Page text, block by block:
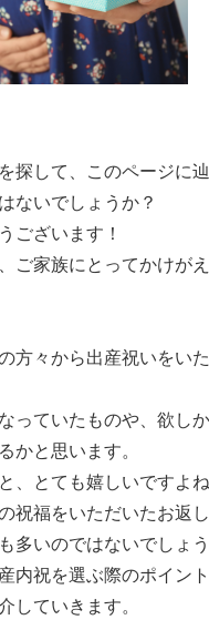
探して、このページに
ないでしょうか？
ございます！
ご家族にとってかけが
方々から出産祝いをい
っていたものや、欲し
かと思います。
、とても嬉しいですよね
祝福をいただいたお返
多いのではないでしょう
内祝を選ぶ際のポイン
していきます。